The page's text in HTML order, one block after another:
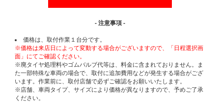
- 注意事項 -
価格は、取付作業１台分です。
※価格は来店日によって変動する場合がございますので、「日程選択画
面」にてご確認ください。
※廃タイヤ処理料やゴムバルブ代等は、料金に含まれておりません。ま
た一部特殊な車両の場合で、取付に追加費用などが発生する場合がござ
います。作業前に、取付店舗で必ずご確認をお願いいたします。
※店舗、車両タイプ、サイズにより価格が異なりますので、予めご了承
ください。